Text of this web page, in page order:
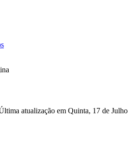
atualização em Quinta, 17 de Julho